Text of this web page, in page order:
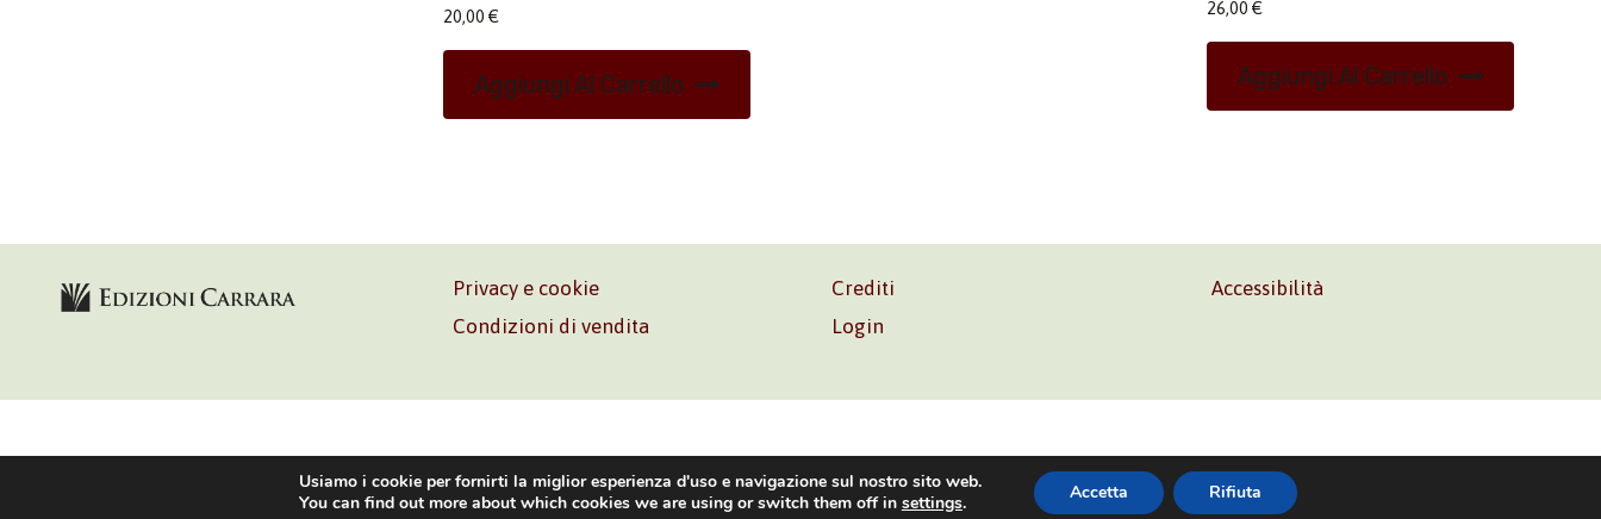
20,00 €
Aggiungi Al Carrello
26,00 €
Aggiungi Al Carrello
Privacy e cookie
Condizioni di vendita
Crediti
Login
Accessibilità
Usiamo i cookie per fornirti la miglior esperienza d'uso e navigazione sul nostro sito web.
You can find out more about which cookies we are using or switch them off in settings. Accetta Rifiuta